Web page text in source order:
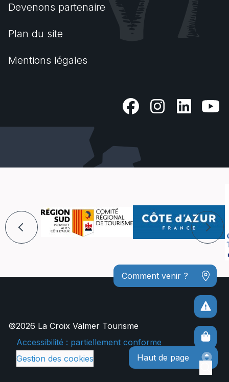
Comment venir ?
Devenons partenaire
Plan du site
Mentions légales
©2026 La Croix Valmer Tourisme
Accessibilité : partiellement conforme
Gestion des cookies
Haut de page